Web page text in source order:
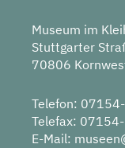
Museum im
Stuttgarter
70806
Telefon:
Telefax:
E-Mail: